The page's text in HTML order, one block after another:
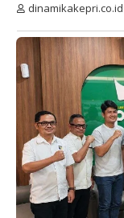
dinamikakepri.co.id